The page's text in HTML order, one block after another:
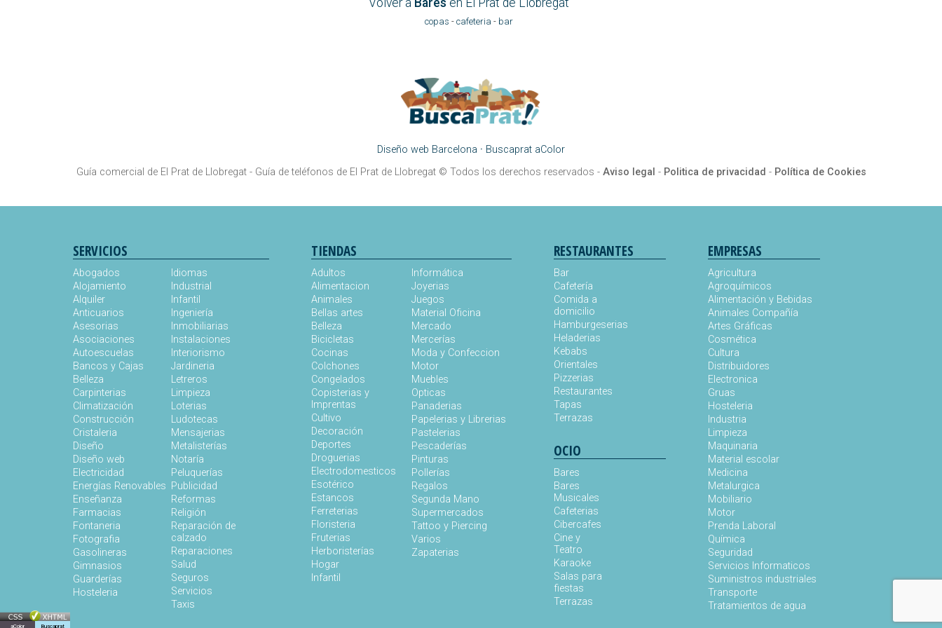
copas -cafeteria - bar
Diseño web Barcelona · Buscaprat aColor
Guía comercial de El Prat de Llobregat - Guía de teléfonos de El Prat de Llobregat© Todos los derechos reservados - Aviso legal - Politica de privacidad - Política de Cookies
SERVICIOS
Abogados
Alojamiento
Alquiler
Anticuarios
Asesorias
Asociaciones
Autoescuelas
Bancos y Cajas
Belleza
Carpinterias
Climatización
Construcción
Cristaleria
Diseño
Diseño web
Electricidad
Energías Renovables
Enseñanza
Farmacias
Fontaneria
Fotografia
Gasolineras
Gimnasios
Guarderías
Hosteleria
Idiomas
Industrial
Infantil
Ingeniería
Inmobiliarias
Instalaciones
Interiorismo
Jardineria
Letreros
Limpieza
Loterias
Ludotecas
Mensajerias
Metalisterías
Notaría
Peluquerías
Publicidad
Reformas
Religión
Reparación de
calzado
Reparaciones
Salud
Seguros
Servicios
Taxis
TIENDAS
Adultos
Alimentacion
Animales
Bellas artes
Belleza
Bicicletas
Cocinas
Colchones
Congelados
Copisterias y
Imprentas
Cultivo
Decoración
Deportes
Droguerias
Electrodomesticos
Esotérico
Estancos
Ferreterias
Floristeria
Fruterias
Herboristerías
Hogar
Infantil
Informática
Joyerias
Juegos
Material Oficina
Mercado
Mercerías
Moda y Confeccion
Motor
Muebles
Opticas
Panaderias
Papelerias y Librerias
Pastelerias
Pescaderías
Pinturas
Pollerías
Regalos
Segunda Mano
Supermercados
Tattoo y Piercing
Varios
Zapaterias
RESTAURANTES
Bar
Cafetería
Comida a
domicilio
Hamburgeserias
Heladerias
Kebabs
Orientales
Pizzerias
Restaurantes
Tapas
Terrazas
OCIO
Bares
Bares
Musicales
Cafeterias
Cibercafes
Cine y
Teatro
Karaoke
Salas para
fiestas
Terrazas
EMPRESAS
Agricultura
Agroquímicos
Alimentación y Bebidas
Animales Compañía
Artes Gráficas
Cosmética
Cultura
Distribuidores
Electronica
Gruas
Hosteleria
Industria
Limpieza
Maquinaria
Material escolar
Medicina
Metalurgica
Mobiliario
Motor
Prenda Laboral
Química
Seguridad
Servicios Informaticos
Suministros industriales
Transporte
Tratamientos de agua
aColor Buscaprat